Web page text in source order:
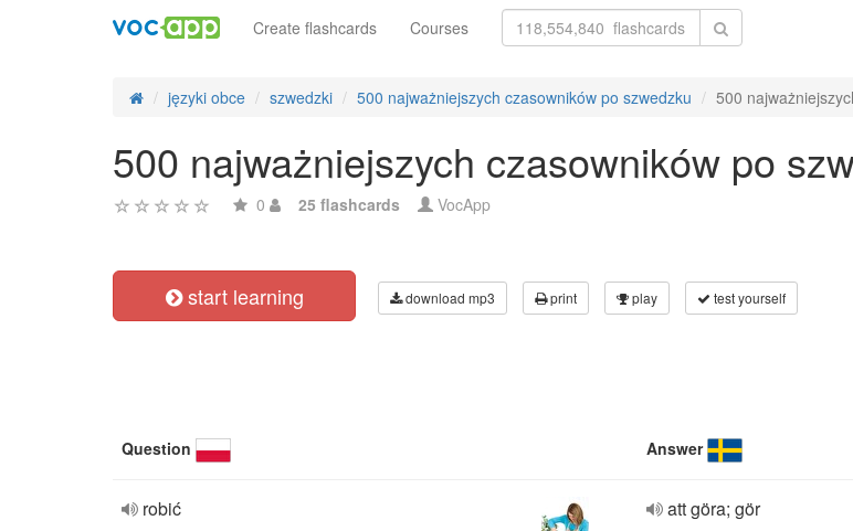
Create flashcards Courses
języki obce szwedzki 500 najważniejszych czasowników po szwedzku 500
500 najważniejszych czasowników po
0 25 flashcards VocApp
start learning download mp3 print play test yourself
Question Answer
robić att göra; gör